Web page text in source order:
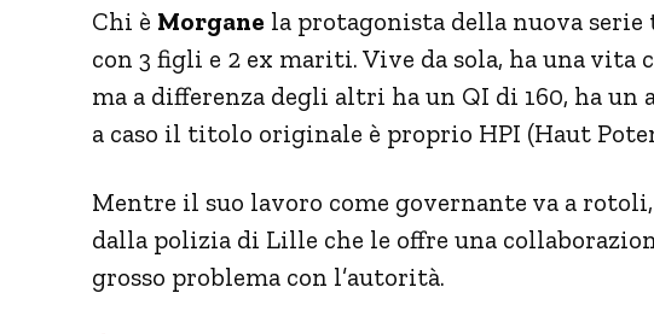
Chi è Morgane la protagonista della nuova serie
con 3 figli e 2 ex mariti. Vive da sola, ha una
ma a differenza degli altri ha un QI di 160, ha
a caso il titolo originale è proprio HPI (Haut
Mentre il suo lavoro come governante va a
dalla polizia di Lille che le offre una
grosso problema con l’autorità.